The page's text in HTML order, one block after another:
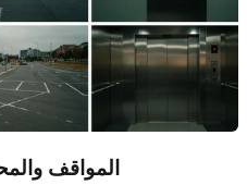
المواقف